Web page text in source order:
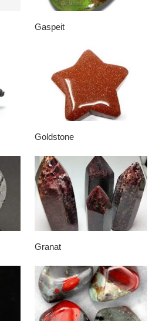
Gaspeit
Goldstone
Granat